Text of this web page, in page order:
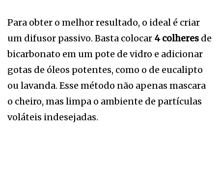
Para obter o melhor resultado, o ideal é criar
um difusor passivo. Basta colocar 4 colheres de
bicarbonato em um pote de vidro e adicionar
gotas de óleos potentes, como o de eucalipto
ou lavanda. Esse método não apenas mascara
o cheiro, mas limpa o ambiente de partículas
voláteis indesejadas.